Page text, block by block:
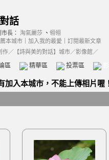
話
市長： 淘氣麗莎 、 翎翎
本城市 加入我的最愛
訂閱最新文章
作／ 【詩與美的對話】城市／影像館／
區 精華區 投票區 影